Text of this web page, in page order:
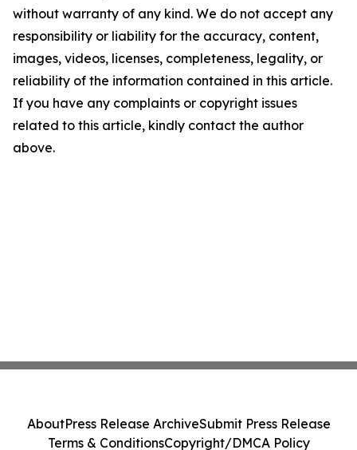
without warranty of any kind. We do not accept any
responsibility or liability for the accuracy, content,
images, videos, licenses, completeness, legality, or
reliability of the information contained in this article.
If you have any complaints or copyright issues
related to this article, kindly contact the author
above.
AboutPress Release ArchiveSubmit Press Release
Terms & ConditionsCopyright/DMCA Policy